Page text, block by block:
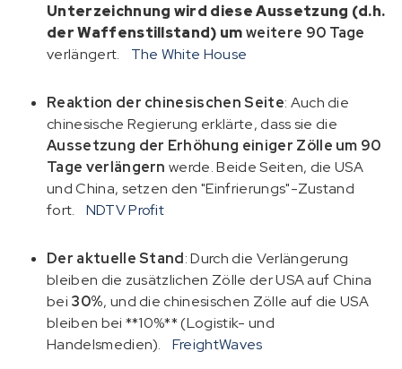
Unterzeichnung wird diese Aussetzung (d.h.
der Waffenstillstand) umweitere 90 Tage
verlängert.
The White House
Reaktion der chinesischen Seite: Auch die
chinesische Regierung erklärte, dass sie die
Aussetzung der Erhöhung einiger Zölle um 90
Tage verlängern werde. Beide Seiten, die USA
und China, setzen den "Einfrierungs"-Zustand
fort.
NDTV Profit
Der aktuelle Stand: Durch die Verlängerung
bleiben die zusätzlichen Zölle der USA auf China
bei 30%, und die chinesischen Zölle auf die USA
bleiben bei **10%** (Logistik- und
Handelsmedien).
FreightWaves